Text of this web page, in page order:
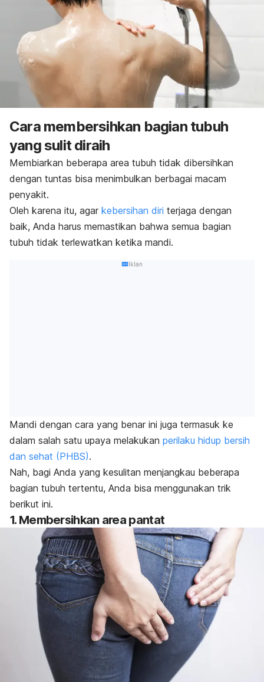
Cara membersihkan bagian tubuh
yang sulit diraih
Membiarkan beberapa area tubuh tidak dibersihkan
dengan tuntas bisa menimbulkan berbagai macam
penyakit.
Oleh karena itu, agar kebersihan diri terjaga dengan
baik, Anda harus memastikan bahwa semua bagian
tubuh tidak terlewatkan ketika mandi.
Iklan
Mandi dengan cara yang benar ini juga termasuk ke
dalam salah satu upaya melakukan perilaku hidup bersih
dan sehat (PHBS).
Nah, bagi Anda yang kesulitan menjangkau beberapa
bagian tubuh tertentu, Anda bisa menggunakan trik
berikut ini.
1. Membersihkan area pantat